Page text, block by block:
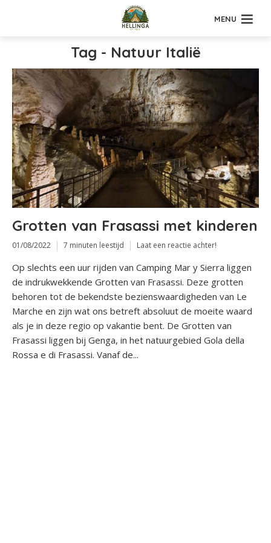
MENU
Tag - Natuur Italië
Grotten van Frasassi met kinderen
01/08/2022 7 minuten leestijd Laat een reactie achter!
Op slechts een uur rijden van Camping Mar y Sierra liggen
de indrukwekkende Grotten van Frasassi. Deze grotten
behoren tot de bekendste bezienswaardigheden van Le
Marche en zijn wat ons betreft absoluut de moeite waard
als je in deze regio op vakantie bent. De Grotten van
Frasassi liggen bij Genga, in het natuurgebied Gola della
Rossa e di Frasassi. Vanaf de...